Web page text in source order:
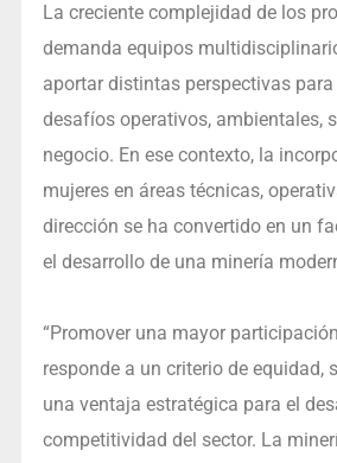
La creciente complejidad de los
demanda equipos
aportar distintas perspectivas
desafíos operativos, ambientales,
negocio. En ese contexto, la
mujeres en áreas técnicas,
dirección se ha convertido en un
el desarrollo de una minería
“Promover una mayor
responde a un criterio de equidad,
una ventaja estratégica para el
competitividad del sector. La